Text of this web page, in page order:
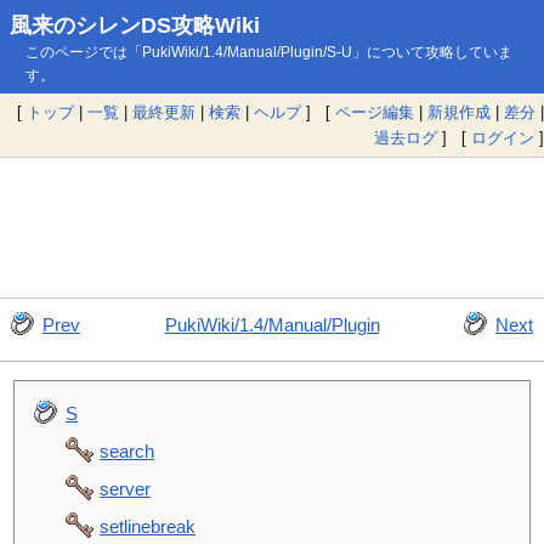
風来のシレンDS攻略Wiki
このページでは「PukiWiki/1.4/Manual/Plugin/S-U」について攻略していま
す。
[ トップ| 一覧 | 最終更新 | 検索 | ヘルプ] [ ページ編集 | 新規作成 | 差分 |
過去ログ ] [ ログイン ]
Prev Next
PukiWiki/1.4/Manual/Plugin
S
search
server
setlinebreak